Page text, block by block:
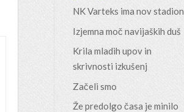
NK Varteks ima nov stadion
Izjemna moč navijaških duš
Krila mladih upov in
skrivnosti izkušenj
Začeli smo
Že predolgo časa je minilo